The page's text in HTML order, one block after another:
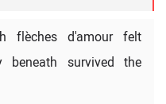
flèches d'amour felt
beneath survived the